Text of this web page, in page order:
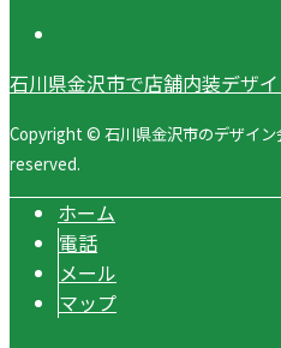
石川県金沢市で店舗内装デザ
Copyright © 石川県金沢市のデザイ
reserved.
ホーム
電話
メール
マップ